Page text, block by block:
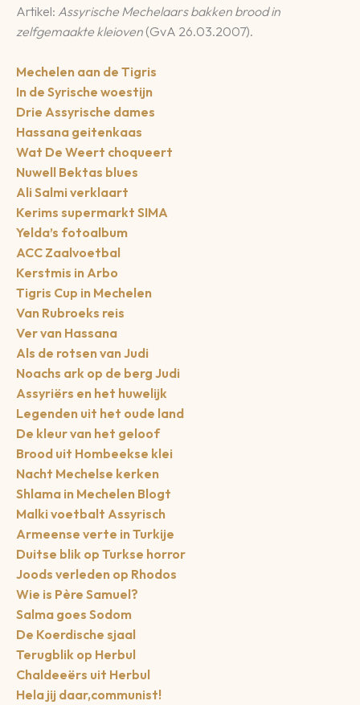
Artikel: Assyrische Mechelaars bakken brood in
zelfgemaakte kleioven (GvA 26.03.2007).
Mechelen aan de Tigris
In de Syrische woestijn
Drie Assyrische dames
Hassana geitenkaas
Wat De Weert choqueert
Nuwell Bektas blues
Ali Salmi verklaart
Kerims supermarkt SIMA
Yelda’s fotoalbum
ACC Zaalvoetbal
Kerstmis in Arbo
Tigris Cup in Mechelen
Van Rubroeks reis
Ver van Hassana
Als de rotsen van Judi
Noachs ark op de berg Judi
Assyriërs en het huwelijk
Legenden uit het oude land
De kleur van het geloof
Brood uit Hombeekse klei
Nacht Mechelse kerken
Shlama in Mechelen Blogt
Malki voetbalt Assyrisch
Armeense verte in Turkije
Duitse blik op Turkse horror
Joods verleden op Rhodos
Wie is Père Samuel?
Salma goes Sodom
De Koerdische sjaal
Terugblik op Herbul
Chaldeeërs uit Herbul
Hela jij daar,communist!